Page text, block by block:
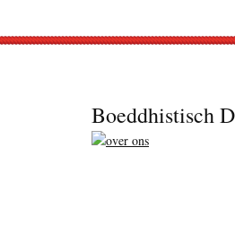
Boeddhistisch